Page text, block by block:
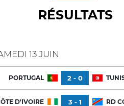
RÉSULTATS
13 JUIN
PORTUGAL 2 - 0
D'IVOIRE 3 - 1 RD